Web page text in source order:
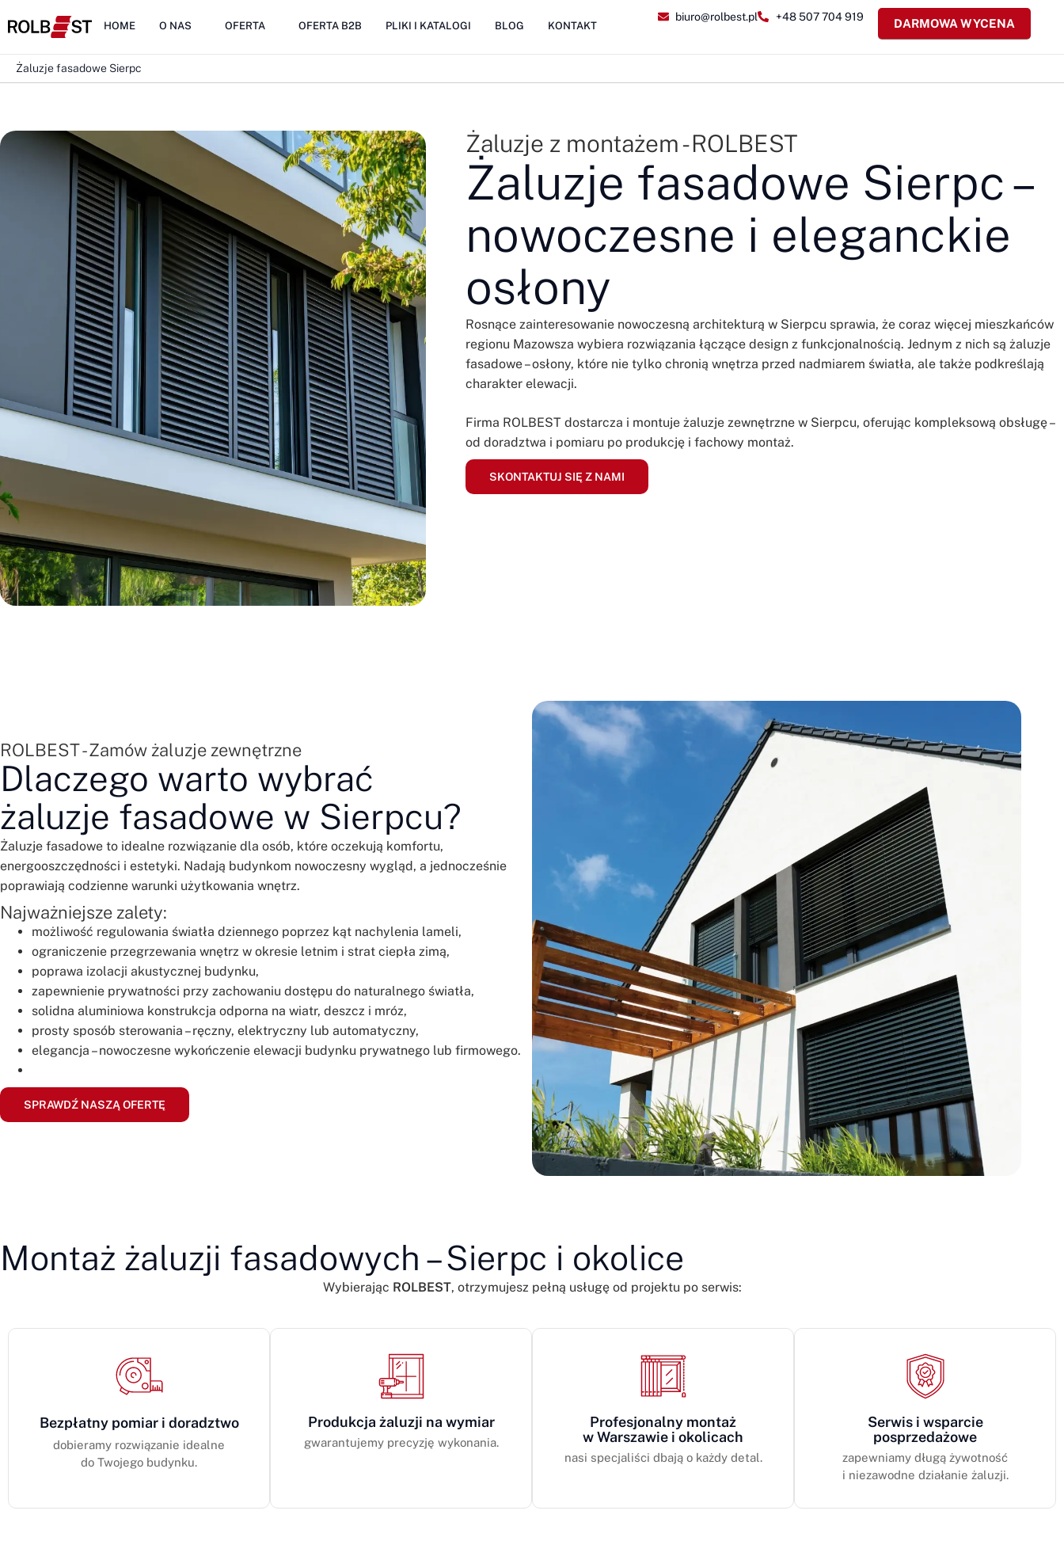
HOME O NAS OFERTA OFERTA B2B PLIKI I KATALOGI BLOG KONTAKT DARMOWA WYCENA
biuro@rolbest.pl +48 507 704 919
Żaluzje fasadowe Sierpc
Żaluzje z montażem - ROLBEST
Żaluzje fasadowe Sierpc –
nowoczesne i eleganckie
osłony
Rosnące zainteresowanie nowoczesną architekturą w Sierpcu sprawia, że coraz więcej mieszkańców
regionu Mazowsza wybiera rozwiązania łączące design z funkcjonalnością. Jednym z nich są żaluzje
fasadowe – osłony, które nie tylko chronią wnętrza przed nadmiarem światła, ale także podkreślają
charakter elewacji.
Firma ROLBEST dostarcza i montuje żaluzje zewnętrzne w Sierpcu, oferując kompleksową obsługę –
od doradztwa i pomiaru po produkcję i fachowy montaż.
SKONTAKTUJ SIĘ Z NAMI
ROLBEST - Zamów żaluzje zewnętrzne
Dlaczego warto wybrać
żaluzje fasadowe w Sierpcu?
Żaluzje fasadowe to idealne rozwiązanie dla osób, które oczekują komfortu,
energooszczędności i estetyki. Nadają budynkom nowoczesny wygląd, a jednocześnie
poprawiają codzienne warunki użytkowania wnętrz.
Najważniejsze zalety:
możliwość regulowania światła dziennego poprzez kąt nachylenia lameli,
ograniczenie przegrzewania wnętrz w okresie letnim i strat ciepła zimą,
poprawa izolacji akustycznej budynku,
zapewnienie prywatności przy zachowaniu dostępu do naturalnego światła,
solidna aluminiowa konstrukcja odporna na wiatr, deszcz i mróz,
prosty sposób sterowania – ręczny, elektryczny lub automatyczny,
elegancja – nowoczesne wykończenie elewacji budynku prywatnego lub firmowego.
SPRAWDŹ NASZĄ OFERTĘ
Montaż żaluzji fasadowych – Sierpc i okolice
Wybierając ROLBEST, otrzymujesz pełną usługę od projektu po serwis:
Bezpłatny pomiar i doradztwo
dobieramy rozwiązanie idealne
do Twojego budynku.
Produkcja żaluzji na wymiar
gwarantujemy precyzję wykonania.
Profesjonalny montaż
w Warszawie i okolicach
nasi specjaliści dbają o każdy detal.
Serwis i wsparcie
posprzedażowe
zapewniamy długą żywotność
i niezawodne działanie żaluzji.